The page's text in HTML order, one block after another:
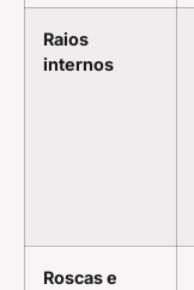
Raios
internos
Roscas e